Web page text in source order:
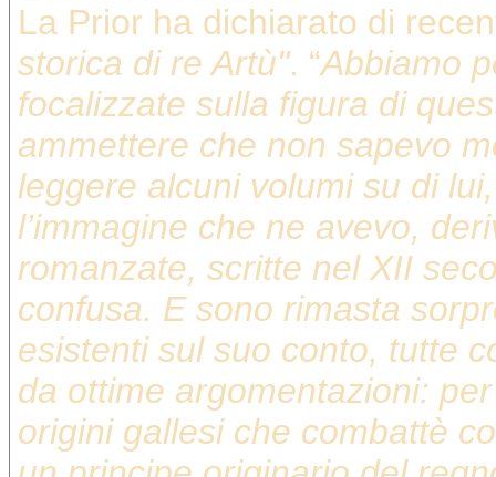
La Prior ha dichiarato di
storica di re Artù". “Abbiamo
focalizzate sulla figura di
ammettere che non sapevo
leggere alcuni volumi su di
l’immagine che ne avevo,
romanzate, scritte nel XII
confusa. E sono rimasta
esistenti sul suo conto, tutte
da ottime argomentazioni:
origini gallesi che combattè